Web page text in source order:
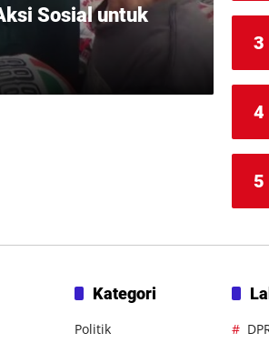
Sosial untuk
3
4
5
Kategori
Politik